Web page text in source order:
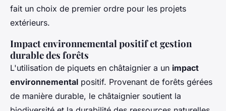
fait un choix de premier ordre pour les projets
extérieurs.
Impact environnemental positif et gestion
durable des forêts
L'utilisation de piquets en châtaignier a un impact
environnemental positif. Provenant de forêts gérées
de manière durable, le châtaignier soutient la